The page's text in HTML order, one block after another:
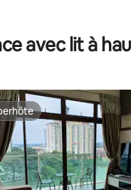
avec lit à